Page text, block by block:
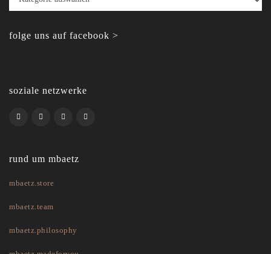
folge uns auf facebook >
soziale netzwerke
rund um mbaetz
mbaetz.store
mbaetz.team
mbaetz.philosophy